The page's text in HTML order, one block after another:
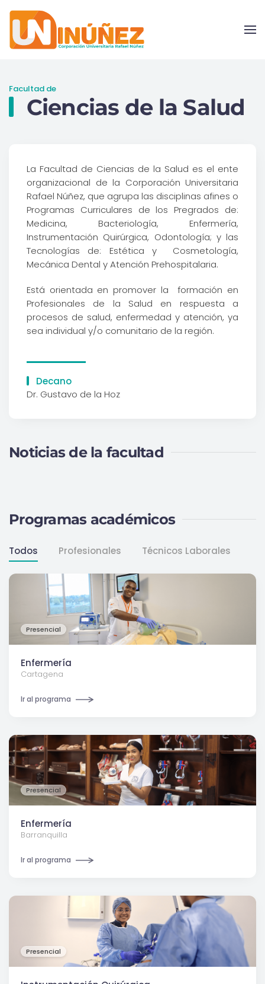
Skip to main content
Facultad de
Ciencias de la Salud
La Facultad de Ciencias de la Salud es el ente
organizacional de la Corporación Universitaria
Rafael Núñez, que agrupa las disciplinas afines o
Programas Curriculares de los Pregrados de:
Medicina, Bacteriología, Enfermería,
Instrumentación Quirúrgica, Odontología; y las
Tecnologías de: Estética y Cosmetología,
Mecánica Dental y Atención Prehospitalaria.
Está orientada en promover la formación en
Profesionales de la Salud en respuesta a
procesos de salud, enfermedad y atención, ya
sea individual y/o comunitario de la región.
Decano
Dr. Gustavo de la Hoz
Noticias de la facultad
Programas académicos
Todos Profesionales Técnicos Laborales
Presencial
Enfermería
Cartagena
Ir al programa
Presencial
Enfermería
Barranquilla
Ir al programa
Presencial